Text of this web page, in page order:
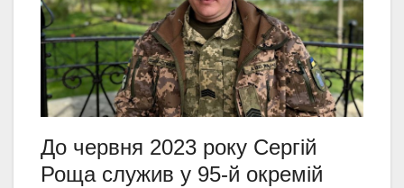
До червня 2023 року Сергій
Роща служив у 95-й окремій